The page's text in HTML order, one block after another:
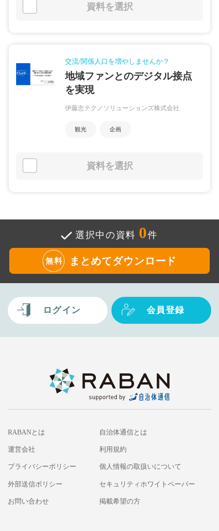
資料を選択
交流/関係人口を増やしませんか？
地域ファンとのデジタル接点
を実現
伊藤忠テクノソリューションズ株式会社
観光 企画
資料を選択
選択中の資料 0件
無料 まとめてダウンロード
ログイン 会員登録
RABANとは 自治体通信とは
運営会社 利用規約
プライバシーポリシー 個人情報の取扱いについて
外部送信ポリシー セキュリティホワイトペーパー
お問い合わせ 掲載希望の方